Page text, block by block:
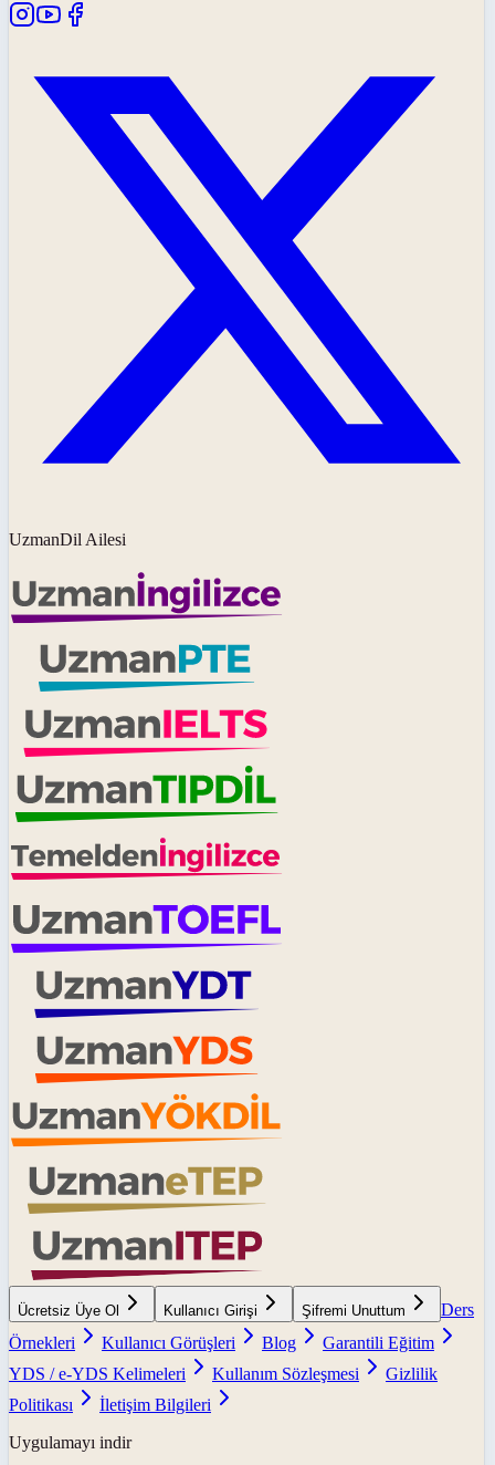
UzmanDil Ailesi
Ücretsiz Üye Ol Kullanıcı Girişi Şifremi Unuttum
Ders
Örnekleri
Kullanıcı Görüşleri Blog
Garantili Eğitim
YDS / e-YDS Kelimeleri
Kullanım Sözleşmesi
Gizlilik
Politikası
İletişim Bilgileri
Uygulamayı indir